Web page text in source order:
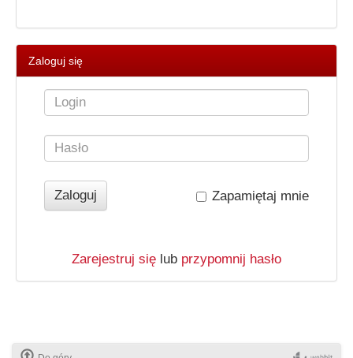
Zaloguj się
Zapamiętaj mnie
Zarejestruj się lub przypomnij hasło